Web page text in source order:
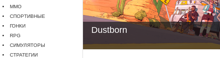
MMO
СПОРТИВНЫЕ
ГОНКИ
RPG
СИМУЛЯТОРЫ
СТРАТЕГИИ
Dustborn